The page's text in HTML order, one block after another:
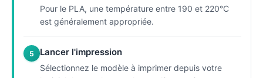
Pour le PLA, une température entre 190 et 220°C
est généralement appropriée.
5 Lancer l'impression
Sélectionnez le modèle à imprimer depuis votre